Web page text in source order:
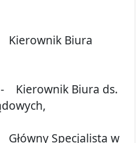
Kierownik Biura
- Kierownik Biura ds.
Główny Specjalista w